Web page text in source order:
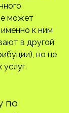
может
к ним
в другой
но не
по